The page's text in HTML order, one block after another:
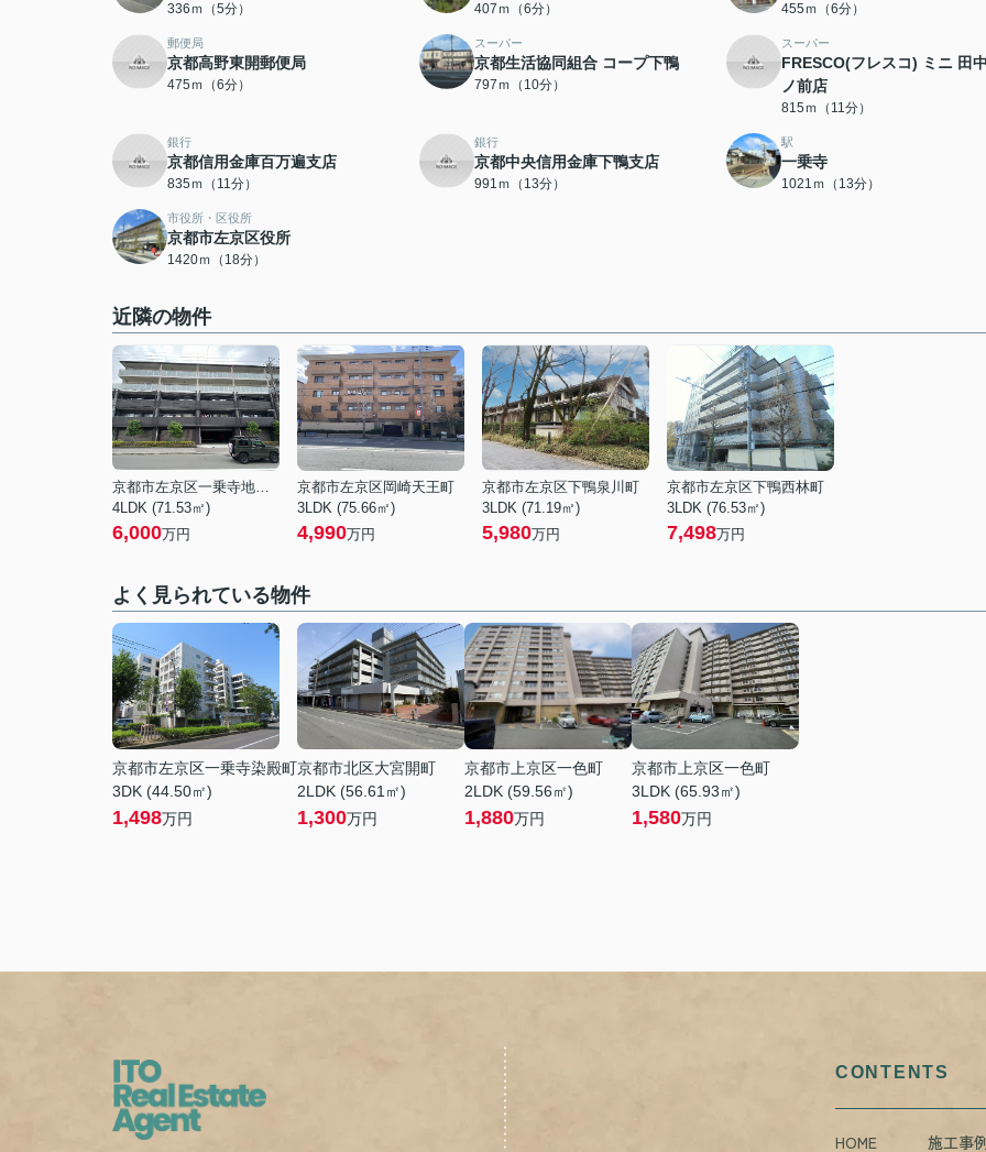
336ｍ（5分） 407ｍ（6分） 455ｍ（6分）
郵便局
京都高野東開郵便局
475ｍ（6分）
スーパー
京都生活協同組合 コープ下鴨
797ｍ（10分）
スーパー
FRESCO(フレスコ) ミニ 田
ノ前店
815ｍ（11分）
銀行
京都信用金庫百万遍支店
835ｍ（11分）
銀行
京都中央信用金庫下鴨支店
991ｍ（13分）
駅
一乗寺
1021ｍ（13分）
市役所・区役所
京都市左京区役所
1420ｍ（18分）
近隣の物件
京都市左京区一乗寺地蔵本町
4LDK (71.53㎡)
6,000万円
京都市左京区岡崎天王町
3LDK (75.66㎡)
4,990万円
京都市左京区下鴨泉川町
3LDK (71.19㎡)
5,980万円
京都市左京区下鴨西林町
3LDK (76.53㎡)
7,498万円
よく見られている物件
京都市左京区一乗寺染殿町
3DK (44.50㎡)
1,498万円
京都市北区大宮開町
2LDK (56.61㎡)
1,300万円
京都市上京区一色町
2LDK (59.56㎡)
1,880万円
京都市上京区一色町
3LDK (65.93㎡)
1,580万円
CONTENTS
HOME 施工事